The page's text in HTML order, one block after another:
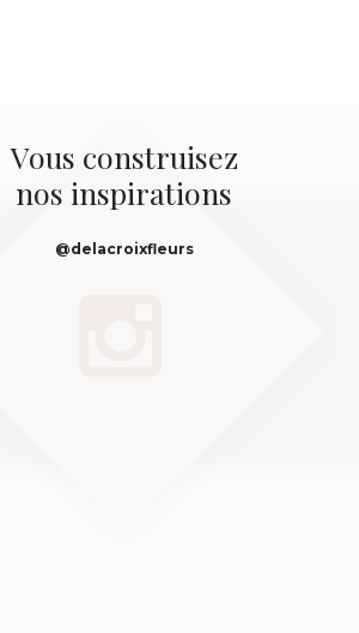
Vous construisez
nos inspirations
@delacroixfleurs